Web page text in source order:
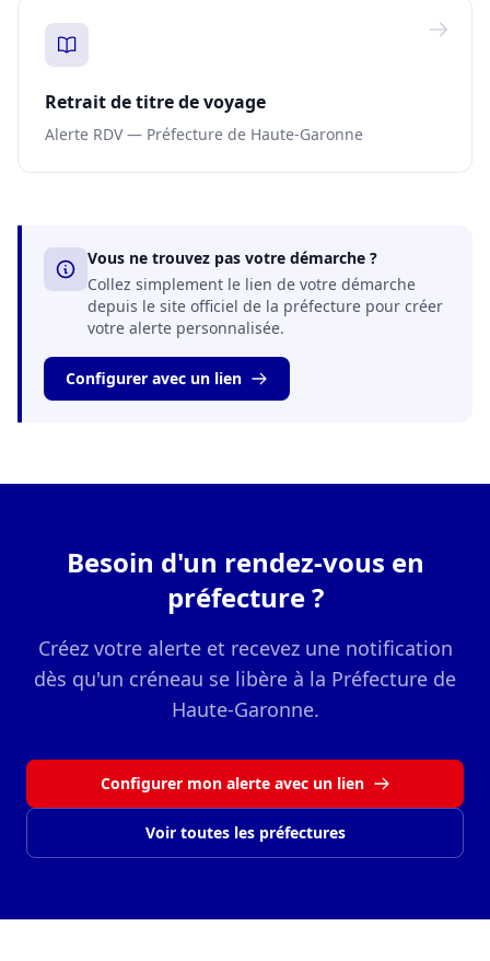
Retrait de titre de voyage
Alerte RDV — Préfecture de Haute-Garonne
Vous ne trouvez pas votre démarche ?
Collez simplement le lien de votre démarche
depuis le site officiel de la préfecture pour créer
votre alerte personnalisée.
Configurer avec un lien
Besoin d'un rendez-vous en
préfecture ?
Créez votre alerte et recevez une notification
dès qu'un créneau se libère à la Préfecture de
Haute-Garonne.
Configurer mon alerte avec un lien
Voir toutes les préfectures